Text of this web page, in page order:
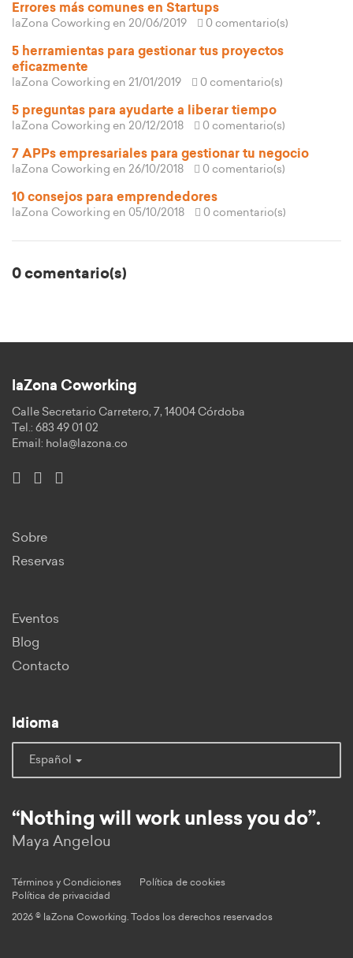
Errores más comunes en Startups
laZona Coworking en 20/06/2019 0 comentario(s)
5 herramientas para gestionar tus proyectos
eficazmente
laZona Coworking en 21/01/2019 0 comentario(s)
5 preguntas para ayudarte a liberar tiempo
laZona Coworking en 20/12/2018 0 comentario(s)
7 APPs empresariales para gestionar tu negocio
laZona Coworking en 26/10/2018 0 comentario(s)
10 consejos para emprendedores
laZona Coworking en 05/10/2018 0 comentario(s)
0 comentario(s)
laZona Coworking
Calle Secretario Carretero, 7, 14004 Córdoba
Tel.: 683 49 01 02
Email: hola@lazona.co
Sobre
Reservas
Eventos
Blog
Contacto
Idioma
Español
“Nothing will work unless you do”.
Maya Angelou
Términos y Condiciones
Política de cookies
Política de privacidad
2026 © laZona Coworking. Todos los derechos reservados